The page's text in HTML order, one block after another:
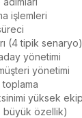
(4 tipik senaryo)
büyük özellik)